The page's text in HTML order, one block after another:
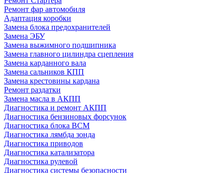
Ремонт фар автомобиля
Адаптация коробки
Замена блока предохранителей
Замена ЭБУ
Замена выжимного подшипника
Замена главного цилиндра сцепления
Замена карданного вала
Замена сальников КПП
Замена крестовины кардана
Ремонт раздатки
Замена масла в АКПП
Диагностика и ремонт АКПП
Диагностика бензиновых форсунок
Диагностика блока BCM
Диагностика лямбда зонда
Диагностика приводов
Диагностика катализатора
Диагностика рулевой
Диагностика системы безопасности